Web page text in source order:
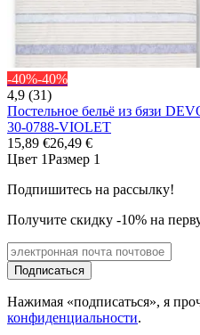
-40%-40%
4,9 (31)
Постельное бельё из бязи
30-0788-VIOLET
15,89 €26,49 €
Цвет 1Размер 1
Подпишитесь на рассылку!
Получите скидку -10% на
Подписаться
Нажимая «подписаться», я
конфиденциальности.